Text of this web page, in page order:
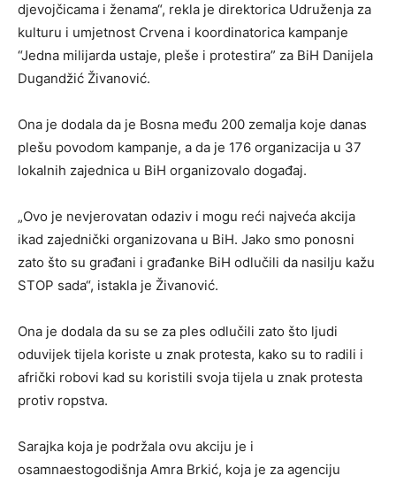
djevojčicama i ženama“, rekla je direktorica Udruženja za
kulturu i umjetnost Crvena i koordinatorica kampanje
“Jedna milijarda ustaje, pleše i protestira” za BiH Danijela
Dugandžić Živanović.
Ona je dodala da je Bosna među 200 zemalja koje danas
plešu povodom kampanje, a da je 176 organizacija u 37
lokalnih zajednica u BiH organizovalo događaj.
„Ovo je nevjerovatan odaziv i mogu reći najveća akcija
ikad zajednički organizovana u BiH. Jako smo ponosni
zato što su građani i građanke BiH odlučili da nasilju kažu
STOP sada“, istakla je Živanović.
Ona je dodala da su se za ples odlučili zato što ljudi
oduvijek tijela koriste u znak protesta, kako su to radili i
afrički robovi kad su koristili svoja tijela u znak protesta
protiv ropstva.
Sarajka koja je podržala ovu akciju je i
osamnaestogodišnja Amra Brkić, koja je za agenciju